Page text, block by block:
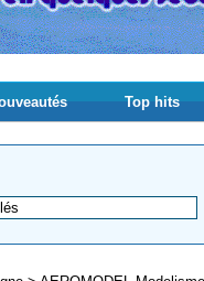
Top hits